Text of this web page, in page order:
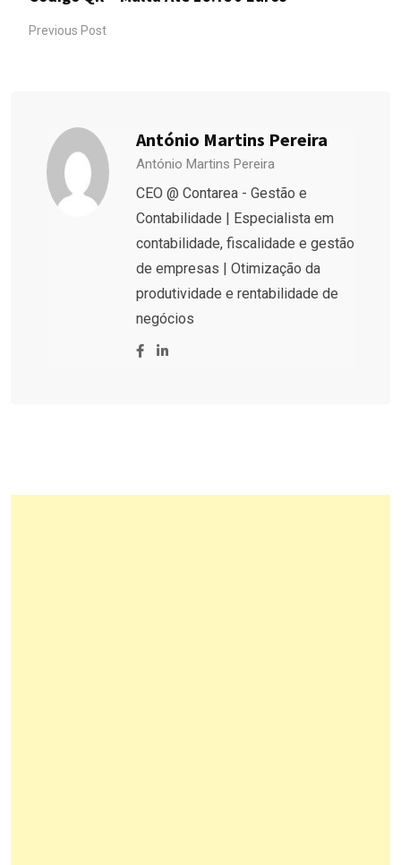
Previous Post
António Martins Pereira
António Martins Pereira
CEO @ Contarea - Gestão e
Contabilidade | Especialista em
contabilidade, fiscalidade e gestão
de empresas | Otimização da
produtividade e rentabilidade de
negócios